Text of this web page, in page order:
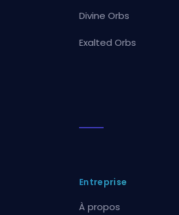
Divine Orbs
Exalted Orbs
Entreprise
À propos